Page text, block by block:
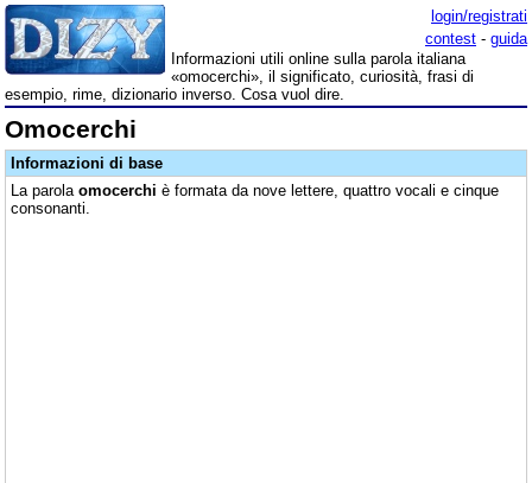
login/registrati
contest - guida
Informazioni utili online sulla parola italiana
«omocerchi», il significato, curiosità, frasi di
esempio, rime, dizionario inverso. Cosa vuol dire.
Omocerchi
Informazioni di base
La parola omocerchi è formata da nove lettere, quattro vocali e cinque
consonanti.